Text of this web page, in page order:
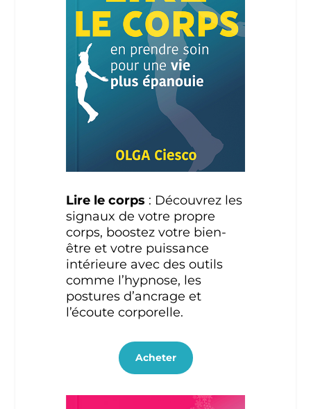
Lire le corps : Découvrez les
signaux de votre propre
corps, boostez votre bien-
être et votre puissance
intérieure avec des outils
comme l’hypnose, les
postures d’ancrage et
l’écoute corporelle.
Acheter